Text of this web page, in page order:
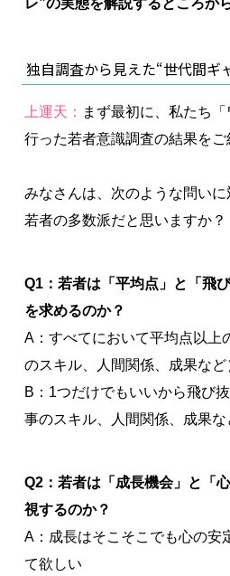
独自調査から見えた“世代間ギ
上運天： まず最初に、私たち
行った若者意識調査の結果をご
みなさんは、次のような問い
若者の多数派だと思いますか？
Q1：若者は「平均点」と「飛
を求めるのか？
A：すべてにおいて平均点以上
のスキル、人間関係、成果など
B：1つだけでもいいから飛び
事のスキル、人間関係、成果な
Q2：若者は「成長機会」と「
視するのか？
A：成長はそこそこでも心の安
て欲しい